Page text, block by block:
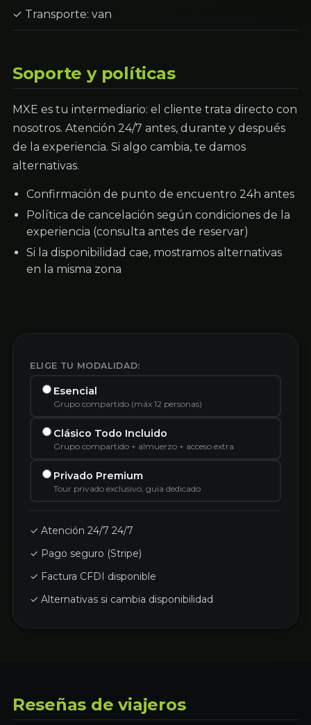
✓ Transporte: van
Soporte y políticas
MXE es tu intermediario: el cliente trata directo con
nosotros. Atención 24/7 antes, durante y después
de la experiencia. Si algo cambia, te damos
alternativas.
Confirmación de punto de encuentro 24h antes
Política de cancelación según condiciones de la
experiencia (consulta antes de reservar)
Si la disponibilidad cae, mostramos alternativas
en la misma zona
ELIGE TU MODALIDAD:
Esencial
Grupo compartido (máx 12 personas)
Clásico Todo Incluido
Grupo compartido + almuerzo + acceso extra
Privado Premium
Tour privado exclusivo, guía dedicado
✓ Atención 24/7 24/7
✓ Pago seguro (Stripe)
✓ Factura CFDI disponible
✓ Alternativas si cambia disponibilidad
Reseñas de viajeros